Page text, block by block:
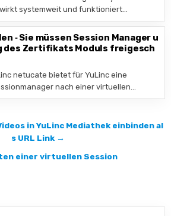
systemweit und funktioniert…
‑ Sie müssen Session Manager u
des Zertifikats Moduls freigesch
netucate bietet für YuLinc eine
nach einer virtuellen…
in YuLinc Mediathek einbinden al
s URL Link →
einer virtuellen Session